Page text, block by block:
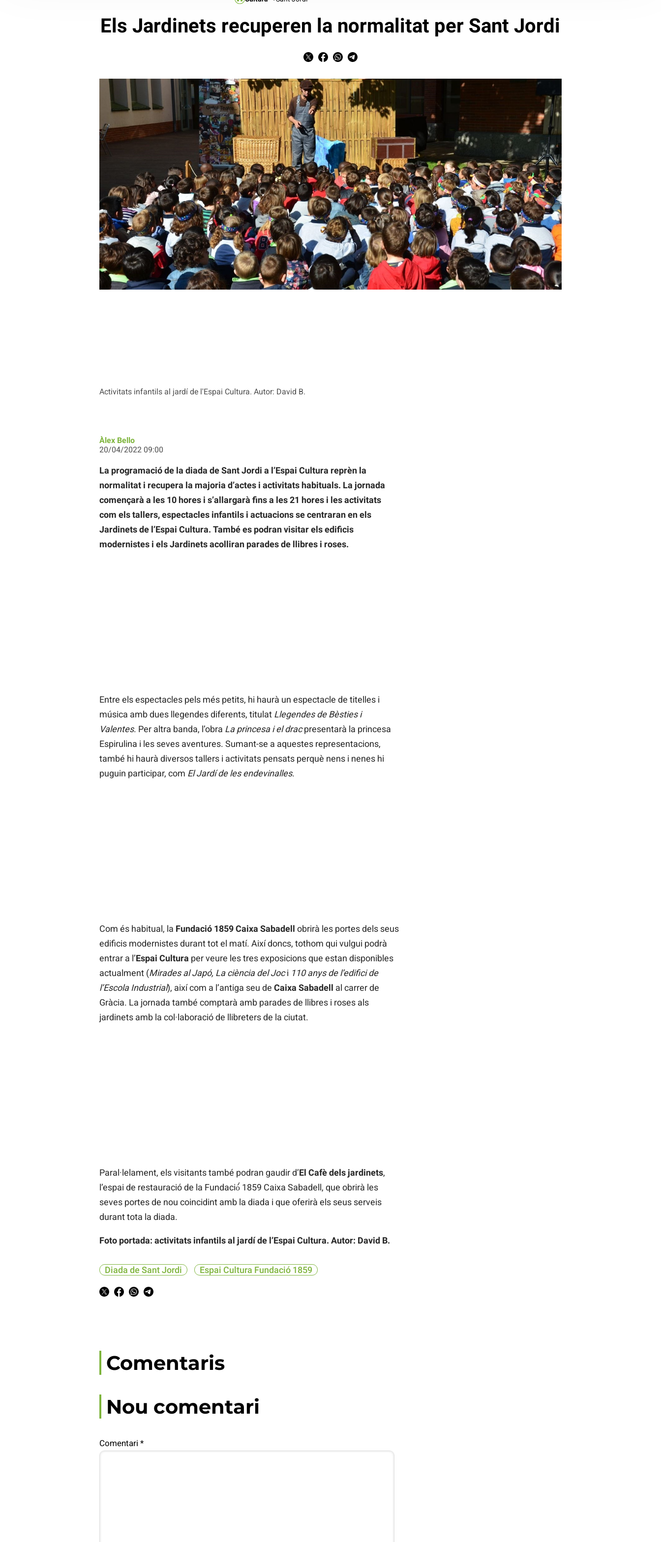
Activitats infantils al jardí de l'Espai Cultura. Autor: David B.
Els Jardinets recuperen la normalitat per Sant Jordi
Àlex Bello
20/04/2022 09:00
La programació de la diada de Sant Jordi a l’Espai Cultura reprèn la
normalitat i recupera la majoria d’actes i activitats habituals. La jornada
començarà a les 10 hores i s’allargarà fins a les 21 hores i les activitats
com els tallers, espectacles infantils i actuacions se centraran en els
Jardinets de l’Espai Cultura. També es podran visitar els edificis
modernistes i els Jardinets acolliran parades de llibres i roses.
Entre els espectacles pels més petits, hi haurà un espectacle de titelles i
música amb dues llegendes diferents, titulat Llegendes de Bèsties i
Valentes. Per altra banda, l’obra La princesa i el dracpresentarà la princesa
Espirulina i les seves aventures. Sumant-se a aquestes representacions,
també hi haurà diversos tallers i activitats pensats perquè nens i nenes hi
puguin participar, com El Jardí de les endevinalles.
Com és habitual, la Fundació 1859 Caixa Sabadell obrirà les portes dels seus
edificis modernistes durant tot el matí. Així doncs, tothom qui vulgui podrà
entrar a l’Espai Cultura per veure les tres exposicions que estan disponibles
actualment (Mirades al Japó, La ciència del Joci 110 anys de l’edifici de
l’Escola Industrial), així com a l’antiga seu de Caixa Sabadell al carrer de
Gràcia. La jornada també comptarà amb parades de llibres i roses als
jardinets amb la col·laboració de llibreters de la ciutat.
Paral·lelament, els visitants també podran gaudir d’El Cafè dels jardinets,
l’espai de restauració de la Fundació́ 1859 Caixa Sabadell, que obrirà les
seves portes de nou coincidint amb la diada i que oferirà els seus serveis
durant tota la diada.
Foto portada: activitats infantils al jardí de l’Espai Cultura. Autor: David B.
Diada de Sant Jordi Espai Cultura Fundació 1859
Comentaris
Nou comentari
Comentari *